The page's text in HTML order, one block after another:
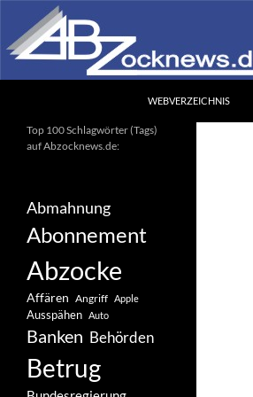
Inhalt
springen
WEBVERZEICHNIS
Ihr unabhängiges
Informationsportal
Top 100 Schlagwörter (Tags)
auf Abzocknews.de:
Abmahnung
Abonnement
Abzocke
Affären Angriff Apple
Ausspähen Auto
Banken Behörden
Betrug